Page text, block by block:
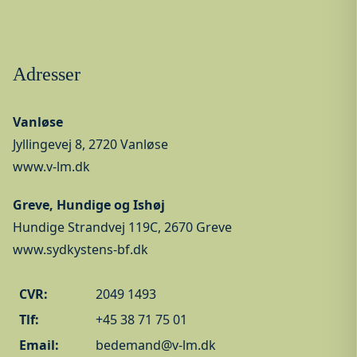
Adresser
Vanløse
Jyllingevej 8, 2720 Vanløse
www.v-lm.dk
Greve, Hundige og Ishøj
Hundige Strandvej 119C, 2670 Greve
www.sydkystens-bf.dk
CVR:
2049 1493
Tlf:
+45 38 71 75 01
Email:
bedemand@v-lm.dk